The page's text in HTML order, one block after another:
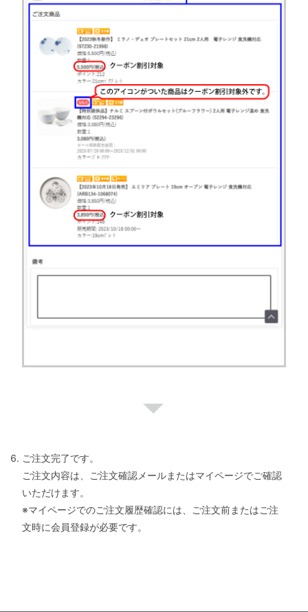
ご注文完了です。
ご注文内容は、ご注文確認メールまたはマイページでご確認
いただけます。
※マイページでのご注文履歴確認には、ご注文前またはご注
文時に会員登録が必要です。